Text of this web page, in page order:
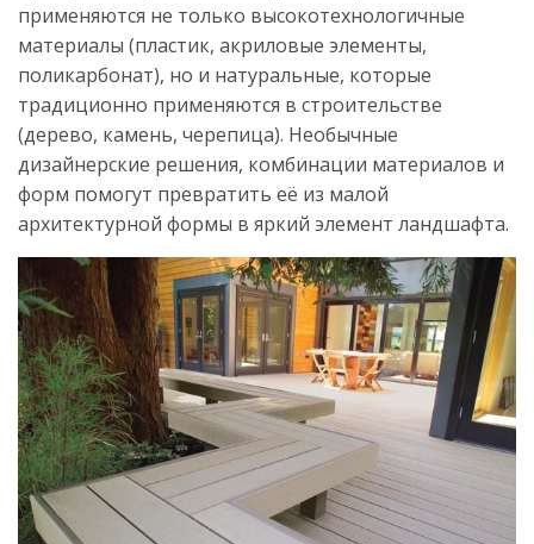
применяются не только высокотехнологичные
материалы (пластик, акриловые элементы,
поликарбонат), но и натуральные, которые
традиционно применяются в строительстве
(дерево, камень, черепица). Необычные
дизайнерские решения, комбинации материалов и
форм помогут превратить её из малой
архитектурной формы в яркий элемент ландшафта.